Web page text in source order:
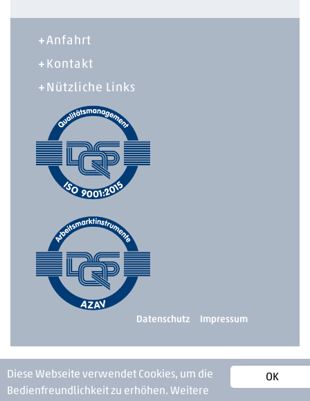
OK
Diese Webseite verwendet Cookies, um die
Bedienfreundlichkeit zu erhöhen. Weitere
Anfahrt
Kontakt
Nützliche Links
Impressum
Datenschutz